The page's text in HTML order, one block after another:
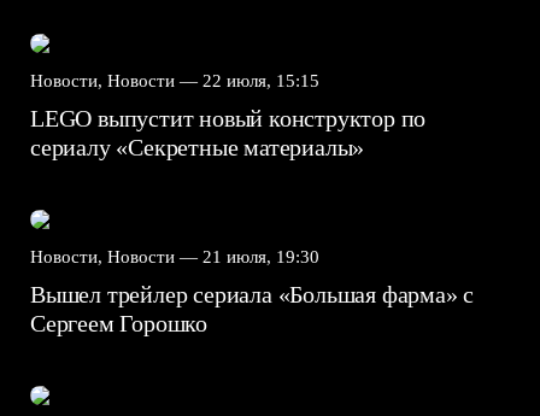
Новости, Новости — 22 июля, 15:15
LEGO выпустит новый конструктор по
сериалу «Секретные материалы»
Новости, Новости — 21 июля, 19:30
Вышел трейлер сериала «Большая фарма» с
Сергеем Горошко